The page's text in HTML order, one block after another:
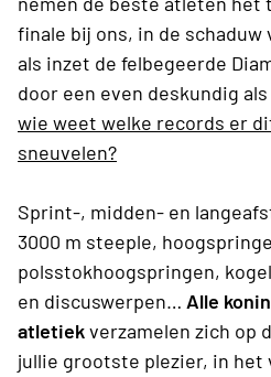
finale bij ons, in de
als inzet de felbegeerde
door een even deskundig
wie weet welke records er
sneuvelen?
Sprint-, midden- en
3000 m steeple,
polsstokhoogspringen,
en discuswerpen… Alle
atletiekverzamelen zich op
jullie grootste plezier, in het